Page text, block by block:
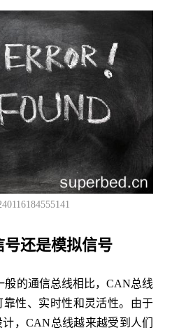
还是模拟信号
般的通信总线相比，CAN总线
性、实时性和灵活性。由于
，CAN总线越来越受到人们